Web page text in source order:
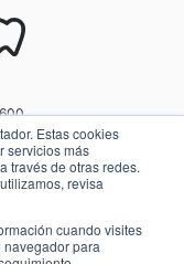
Estas cookies
servicios más
través de otras redes.
revisa
cuando visites
navegador para
datos
Información